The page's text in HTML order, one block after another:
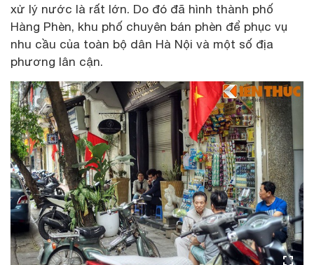
xử lý nước là rất lớn. Do đó đã hình thành phố
Hàng Phèn, khu phố chuyên bán phèn để phục vụ
nhu cầu của toàn bộ dân Hà Nội và một số địa
phương lân cận.